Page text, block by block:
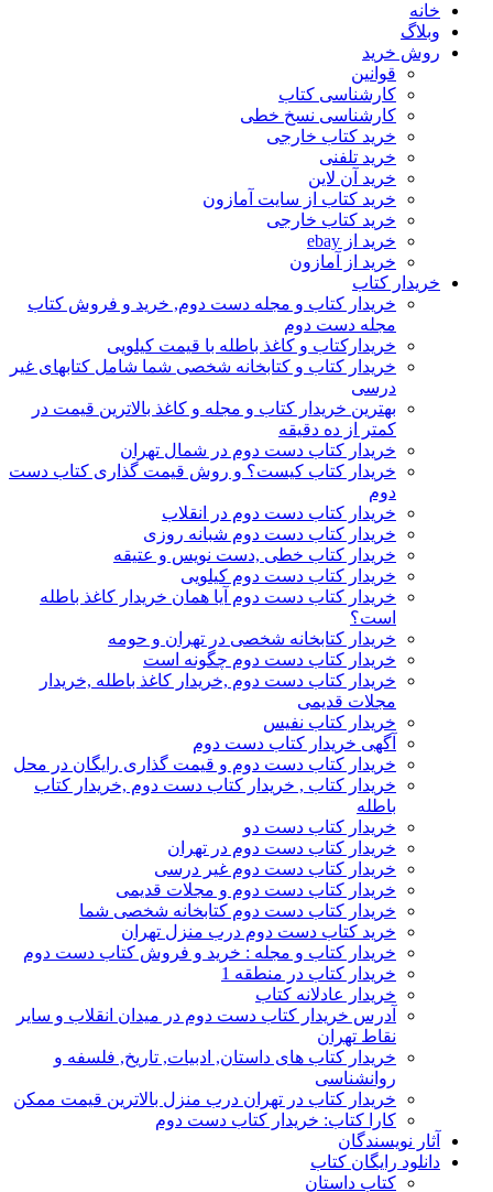
خانه
وبلاگ
روش خرید
قوانین
کارشناسی کتاب
کارشناسی نسخ خطی
خرید کتاب خارجی
خرید تلفنی
خرید آن لاین
خرید کتاب از سایت آمازون
خرید کتاب خارجی
خرید از ebay
خرید از آمازون
خریدار کتاب
خریدار کتاب و مجله دست دوم, خرید و فروش کتاب
مجله دست دوم
خریدارکتاب و کاغذ باطله با قیمت کیلویی
خریدار کتاب و کتابخانه شخصی شما شامل کتابهای غیر
درسی
بهترین خریدار کتاب و مجله و کاغذ بالاترین قیمت در
کمتر از ده دقیقه
خریدار کتاب دست دوم در شمال تهران
خریدار کتاب کیست؟ و روش قیمت گذاری کتاب دست
دوم
خریدار کتاب دست دوم در انقلاب
خریدار کتاب دست دوم شبانه روزی
خریدار کتاب خطی ,دست نویس و عتیقه
خریدار کتاب دست دوم کیلویی
خریدار کتاب دست دوم آیا همان خریدار کاغذ باطله
است؟
خریدار کتابخانه شخصی در تهران و حومه
خریدار کتاب دست دوم چگونه است
خریدار کتاب دست دوم ,خریدار کاغذ باطله ,خریدار
مجلات قدیمی
خریدار کتاب نفیس
آگهی خریدار کتاب دست دوم
خریدار کتاب دست دوم و قیمت گذاری رایگان در محل
خریدار کتاب , خریدار کتاب دست دوم ,خریدار کتاب
باطله
خریدار کتاب دست دو
خریدار کتاب دست دوم در تهران
خریدار کتاب دست دوم غیر درسی
خریدار کتاب دست دوم و مجلات قدیمی
خریدار کتاب دست دوم کتابخانه شخصی شما
خرید کتاب دست دوم درب منزل تهران
خریدار کتاب و مجله : خرید و فروش کتاب دست دوم
خریدار کتاب در منطقه 1
خریدار عادلانه کتاب
آدرس خریدار کتاب دست دوم در میدان انقلاب و سایر
نقاط تهران
خریدار کتاب های داستان, ادبیات, تاریخ, فلسفه و
روانشناسی
خریدار کتاب در تهران درب منزل بالاترین قیمت ممکن
کارا کتاب: خریدار کتاب دست دوم
آثار نویسندگان
دانلود رایگان کتاب
کتاب داستان